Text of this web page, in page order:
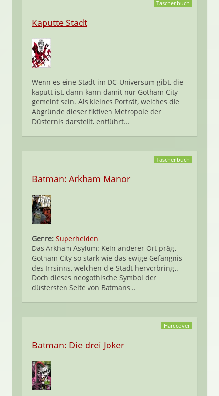
Taschenbuch
Kaputte Stadt
Wenn es eine Stadt im DC-Universum gibt, die
kaputt ist, dann kann damit nur Gotham City
gemeint sein. Als kleines Porträt, welches die
Abgründe dieser fiktiven Metropole der
Düsternis darstellt, entführt...
Taschenbuch
Batman: Arkham Manor
Genre: Superhelden
Das Arkham Asylum: Kein anderer Ort prägt
Gotham City so stark wie das ewige Gefängnis
des Irrsinns, welchen die Stadt hervorbringt.
Doch dieses neogothische Symbol der
düstersten Seite von Batmans...
Hardcover
Batman: Die drei Joker